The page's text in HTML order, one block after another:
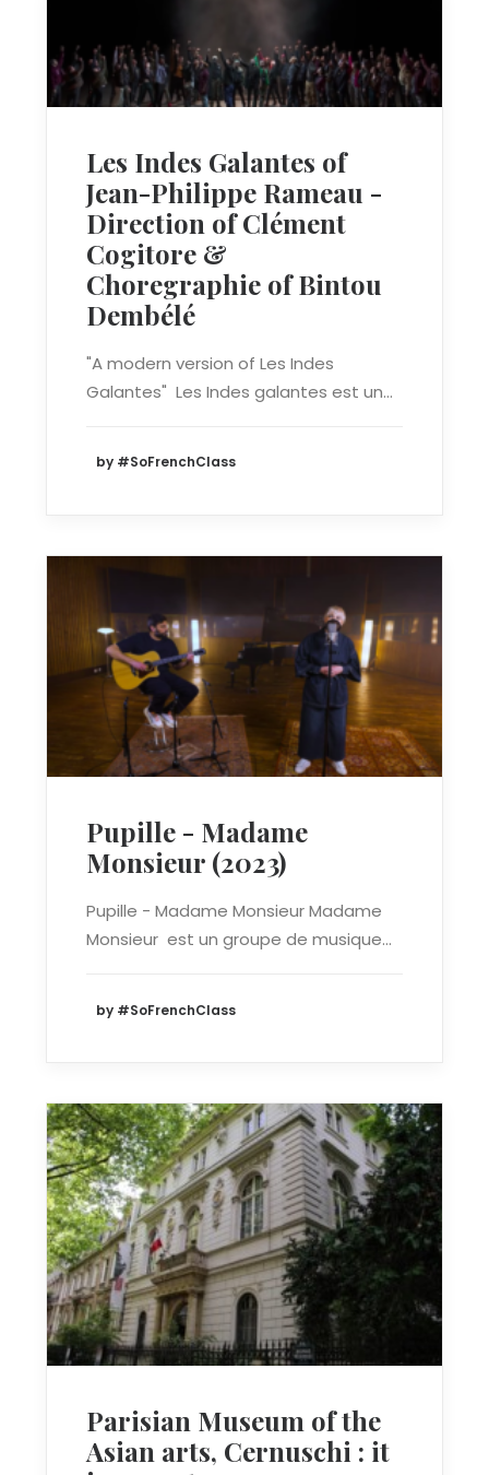
Les Indes Galantes of
Jean-Philippe Rameau -
Direction of Clément
Cogitore &
Choregraphie of Bintou
Dembélé
"A modern version of Les Indes
Galantes" Les Indes galantes est un…
by #SoFrenchClass
Pupille - Madame
Monsieur (2023)
Pupille - Madame Monsieur Madame
Monsieur est un groupe de musique…
by #SoFrenchClass
Parisian Museum of the
Asian arts, Cernuschi : it